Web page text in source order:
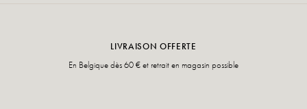
LIVRAISON OFFERTE
En Belgique dès 60 € et retrait en magasin possible